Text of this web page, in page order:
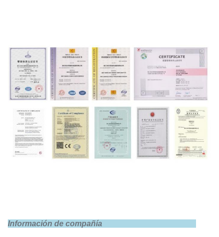
Capacidad
clasificada
200Ah
Voltaje nominal 3.2V
Información de compañía